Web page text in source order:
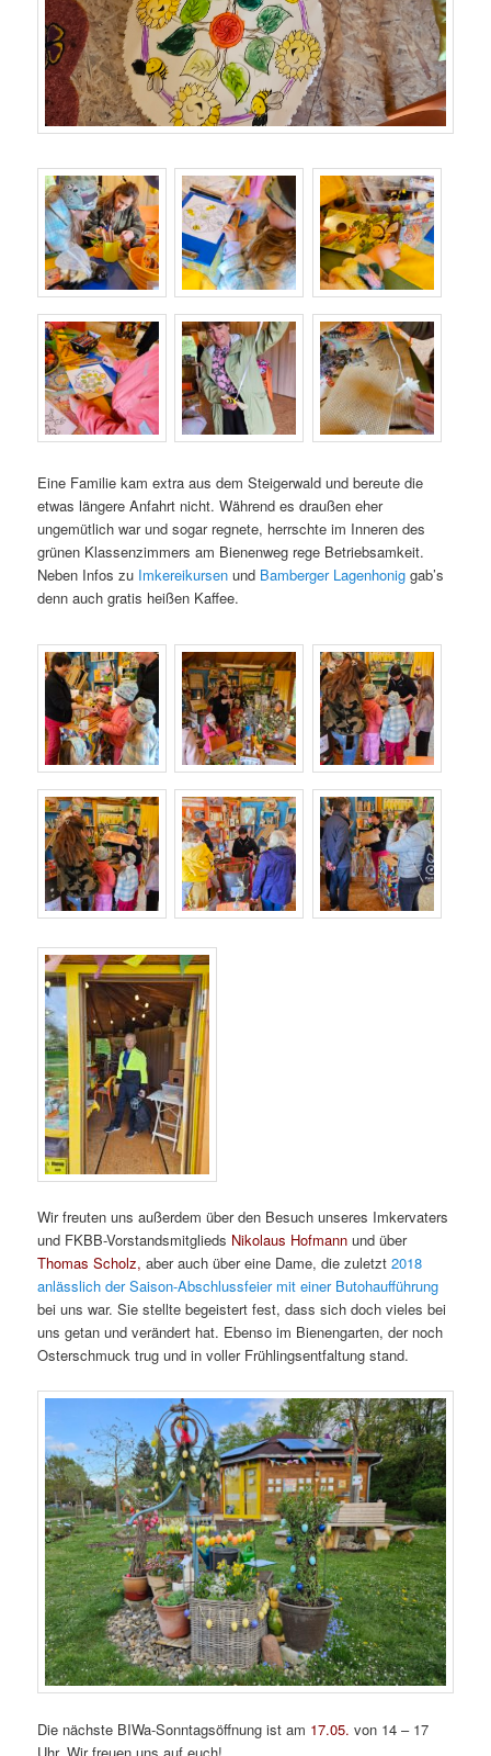
Eine Familie kam extra aus dem Steigerwald und bereute die
etwas längere Anfahrt nicht. Während es draußen eher
ungemütlich war und sogar regnete, herrschte im Inneren des
grünen Klassenzimmers am Bienenweg rege Betriebsamkeit.
Neben Infos zu Imkereikursen und Bamberger Lagenhonig gab’s
denn auch gratis heißen Kaffee.
Wir freuten uns außerdem über den Besuch unseres Imkervaters
und FKBB-Vorstandsmitglieds Nikolaus Hofmann und über
Thomas Scholz,aber auch über eine Dame, die zuletzt2018
anlässlich der Saison-Abschlussfeier mit einer Butohaufführung
bei uns war. Sie stellte begeistert fest, dass sich doch vieles bei
uns getan und verändert hat. Ebenso im Bienengarten, der noch
Osterschmuck trug und in voller Frühlingsentfaltung stand.
Die nächste BIWa-Sonntagsöffnung ist am 17.05. von 14 – 17
Uhr. Wir freuen uns auf euch!